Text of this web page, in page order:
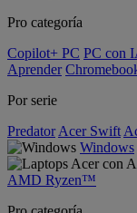
Pro categoría
Copilot+ PC PC con
Aprender
Por serie
Predator Acer Swift
Windows
AMD Ryzen™